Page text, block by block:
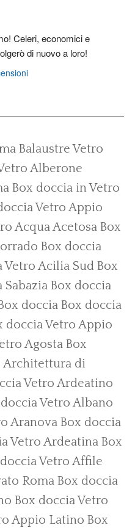
Celeri, economici e
di nuovo a loro!
Balaustre Vetro
Alberone
Box doccia in Vetro
Vetro Appio
Acqua Acetosa Box
Box doccia
Vetro Acilia Sud Box
Box doccia
doccia Box doccia
doccia Vetro Appio
Agosta Box
Architettura di
Vetro Ardeatino
Vetro Albano
Aranova Box doccia
Vetro Ardeatina Box
Vetro Affile
Roma Box doccia
Box doccia Vetro
Appio Latino Box